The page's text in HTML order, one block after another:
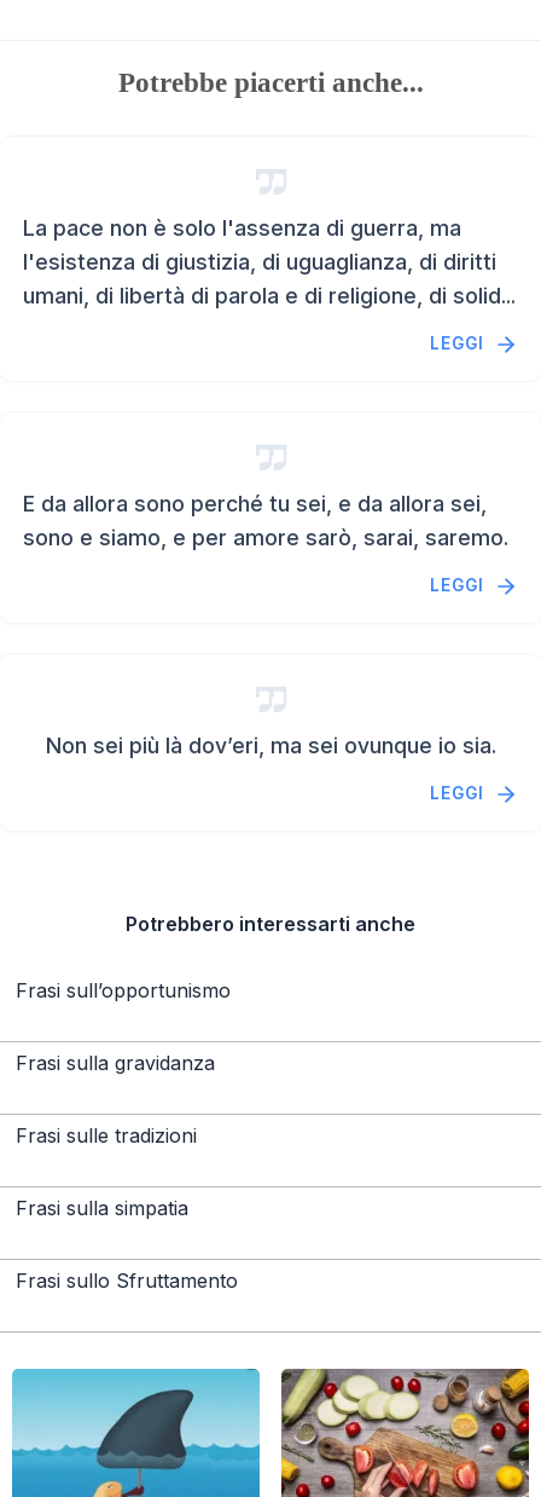
Potrebbe piacerti anche...
La pace non è solo l'assenza di guerra, ma
l'esistenza di giustizia, di uguaglianza, di diritti
umani, di libertà di parola e di religione, di solid...
LEGGI
E da allora sono perché tu sei, e da allora sei,
sono e siamo, e per amore sarò, sarai, saremo.
LEGGI
Non sei più là dov’eri, ma sei ovunque io sia.
LEGGI
Potrebbero interessarti anche
Frasi sull’opportunismo
Frasi sulla gravidanza
Frasi sulle tradizioni
Frasi sulla simpatia
Frasi sullo Sfruttamento